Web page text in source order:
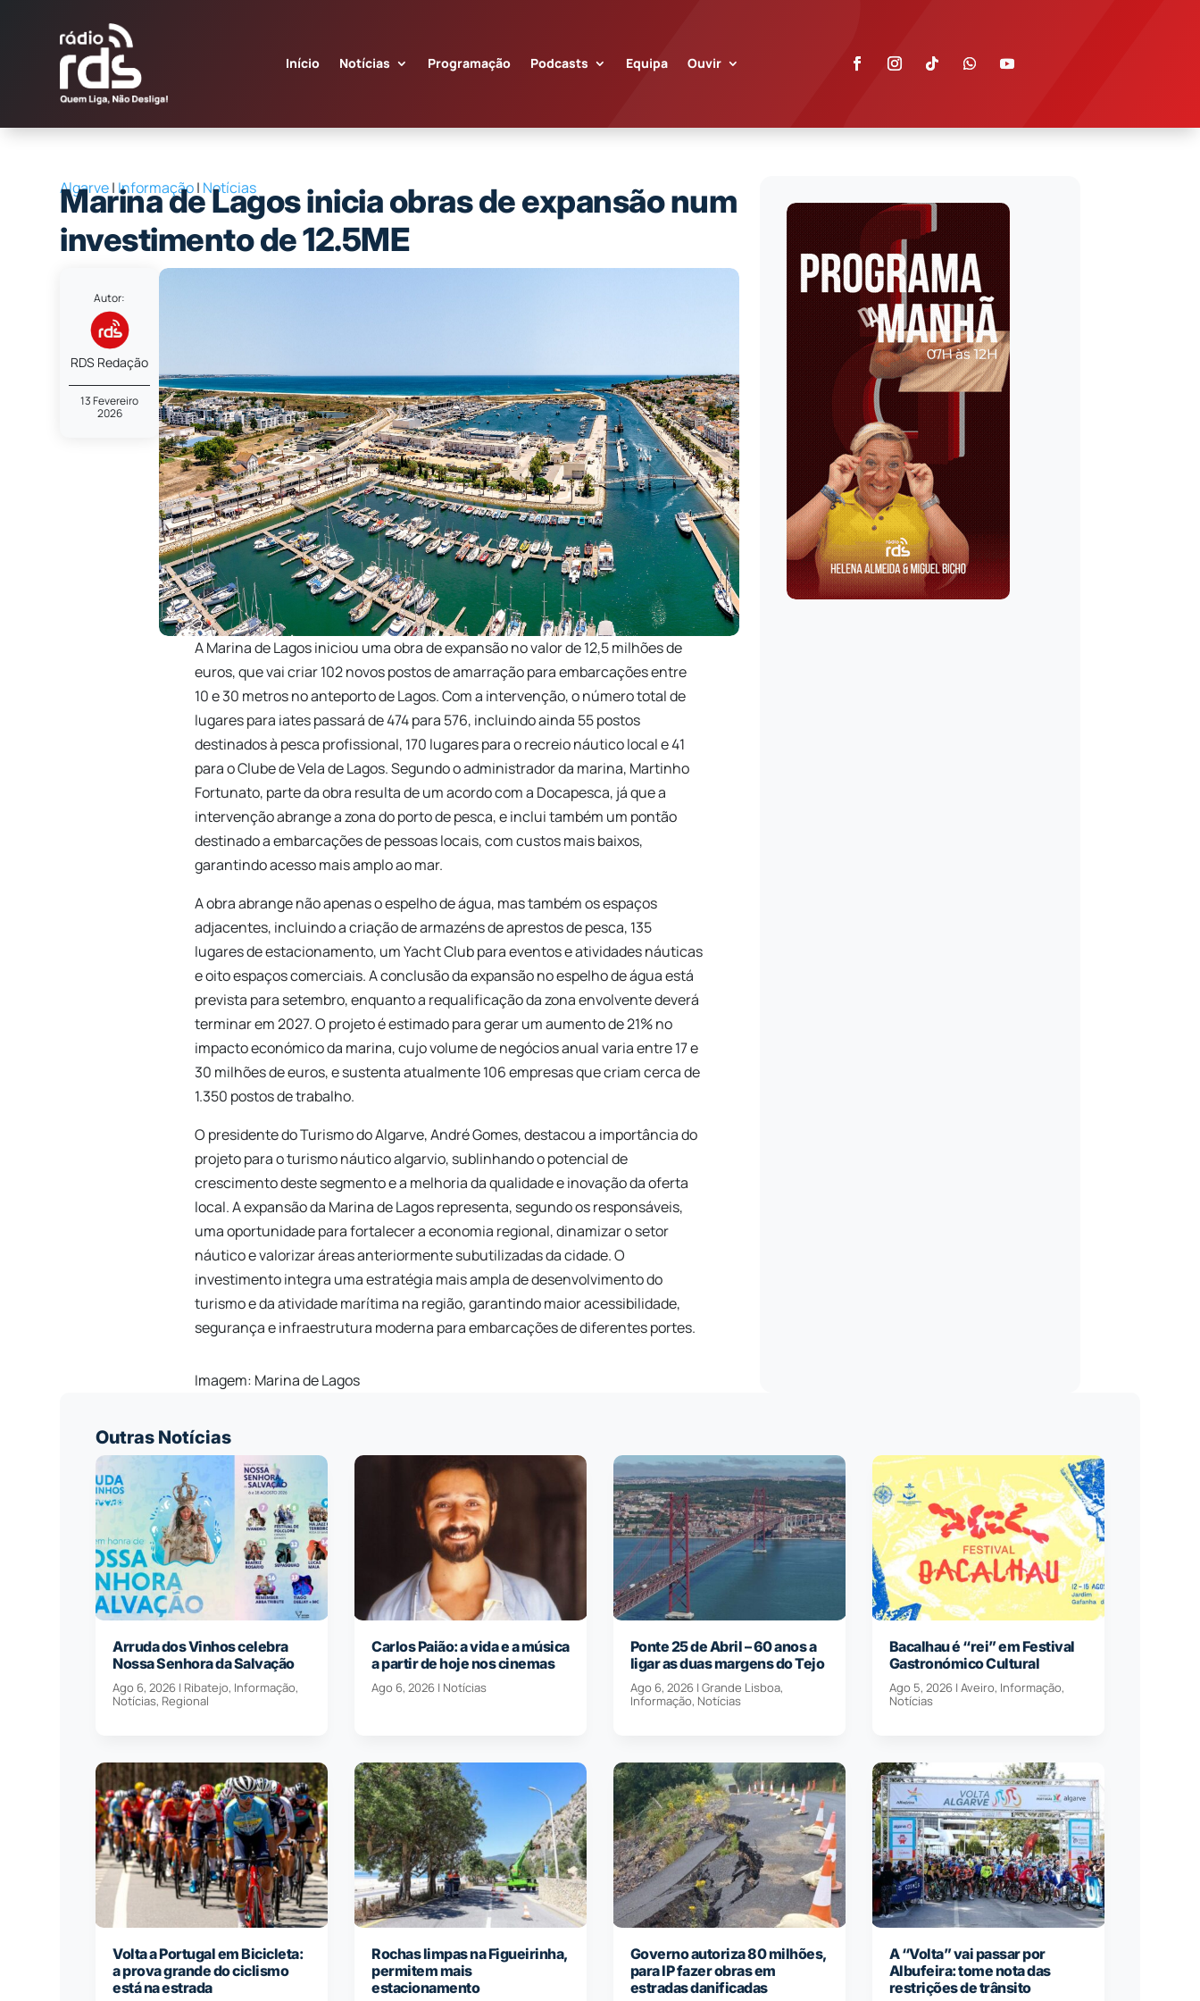
Início Notícias Programação Podcasts Equipa Ouvir
Algarve| Informação| Notícias
Marina de Lagos inicia obras de expansão num
investimento de 12.5ME
Autor:
RDS Redação
13 Fevereiro
2026
AMarina de Lagosiniciou uma obra de expansão no valor de 12,5 milhões de
euros, que vai criar 102 novos postos de amarração para embarcações entre
10 e 30 metros no anteporto de Lagos. Com a intervenção, o número total de
lugares para iates passará de 474 para 576, incluindo ainda 55 postos
destinados à pesca profissional, 170 lugares para o recreio náutico local e 41
para o Clube de Vela de Lagos. Segundo o administrador da marina, Martinho
Fortunato, parte da obra resulta de um acordo com a Docapesca, já que a
intervenção abrange a zona do porto de pesca, e inclui também um pontão
destinado a embarcações de pessoas locais, com custos mais baixos,
garantindo acesso mais amplo ao mar.
A obra abrange não apenas o espelho de água, mas também os espaços
adjacentes, incluindo a criação de armazéns de aprestos de pesca, 135
lugares de estacionamento, umYacht Clubpara eventos e atividades náuticas
e oito espaços comerciais. A conclusão da expansão no espelho de água está
prevista para setembro, enquanto a requalificação da zona envolvente deverá
terminar em 2027. O projeto é estimado para gerar um aumento de 21% no
impacto económico da marina, cujo volume de negócios anual varia entre 17 e
30 milhões de euros, e sustenta atualmente 106 empresas que criam cerca de
1.350 postos de trabalho.
O presidente doTurismo do Algarve, André Gomes, destacou a importância do
projeto para o turismo náutico algarvio, sublinhando o potencial de
crescimento deste segmento e a melhoria da qualidade e inovação da oferta
local. A expansão da Marina de Lagos representa, segundo os responsáveis,
uma oportunidade para fortalecer a economia regional, dinamizar o setor
náutico e valorizar áreas anteriormente subutilizadas da cidade. O
investimento integra uma estratégia mais ampla de desenvolvimento do
turismo e da atividade marítima na região, garantindo maior acessibilidade,
segurança e infraestrutura moderna para embarcações de diferentes portes.
Imagem: Marina de Lagos
Outras Notícias
Arruda dos Vinhos celebra
Nossa Senhora da Salvação
Ago 6, 2026 | Ribatejo, Informação,
Notícias, Regional
Carlos Paião: a vida e a música
a partir de hoje nos cinemas
Ago 6, 2026 | Notícias
Ponte 25 de Abril – 60 anos a
ligar as duas margens do Tejo
Ago 6, 2026| Grande Lisboa,
Informação, Notícias
Bacalhau é “rei” em Festival
Gastronómico Cultural
Ago 5, 2026| Aveiro, Informação,
Notícias
Volta a Portugal em Bicicleta:
a prova grande do ciclismo
está na estrada
Rochas limpas na Figueirinha,
permitem mais
estacionamento
Governo autoriza 80 milhões,
para IP fazer obras em
estradas danificadas
A “Volta” vai passar por
Albufeira: tome nota das
restrições de trânsito